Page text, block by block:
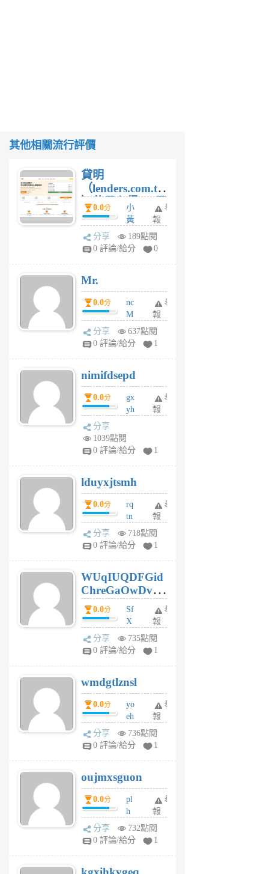
其他相關流行評價
貸明
（lenders.com.tw
）使用心得 — 民
間貸款比較平台
體驗
0.0分
小
黃
蜂
4
舉
報
分享
189點閱
0 評論/給分
0
Mr.
0.0分
nc
M
U
F
U
5
個
月
舉
報
分享
637點閱
0 評論/給分
1
nimifdsepd
0.0分
gx
yh
jl
月
前
舉
報
分享
1039點閱
0 評論/給分
1
lduyxjtsmh
0.0分
rq
tn
jt
gl
個
月
前
舉
報
分享
718點閱
0 評論/給分
1
WUqIUQDFGid
ChreGaOwDv
dY0.0分
Sf
X
Pe
Jc
R
P
m
v
A
V
個
月
前
舉
報
分享
735點閱
0 評論/給分
1
wmdgtlznsl
0.0分
yo
eh
ld
gy
個
月
前
舉
報
分享
736點閱
0 評論/給分
1
oujmxsguon
0.0分
pl
h
wi
w
6
舉
報
分享
732點閱
0 評論/給分
1